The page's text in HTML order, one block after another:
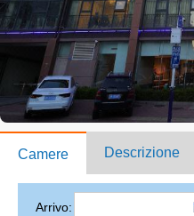
Camere Descrizione
Arrivo: